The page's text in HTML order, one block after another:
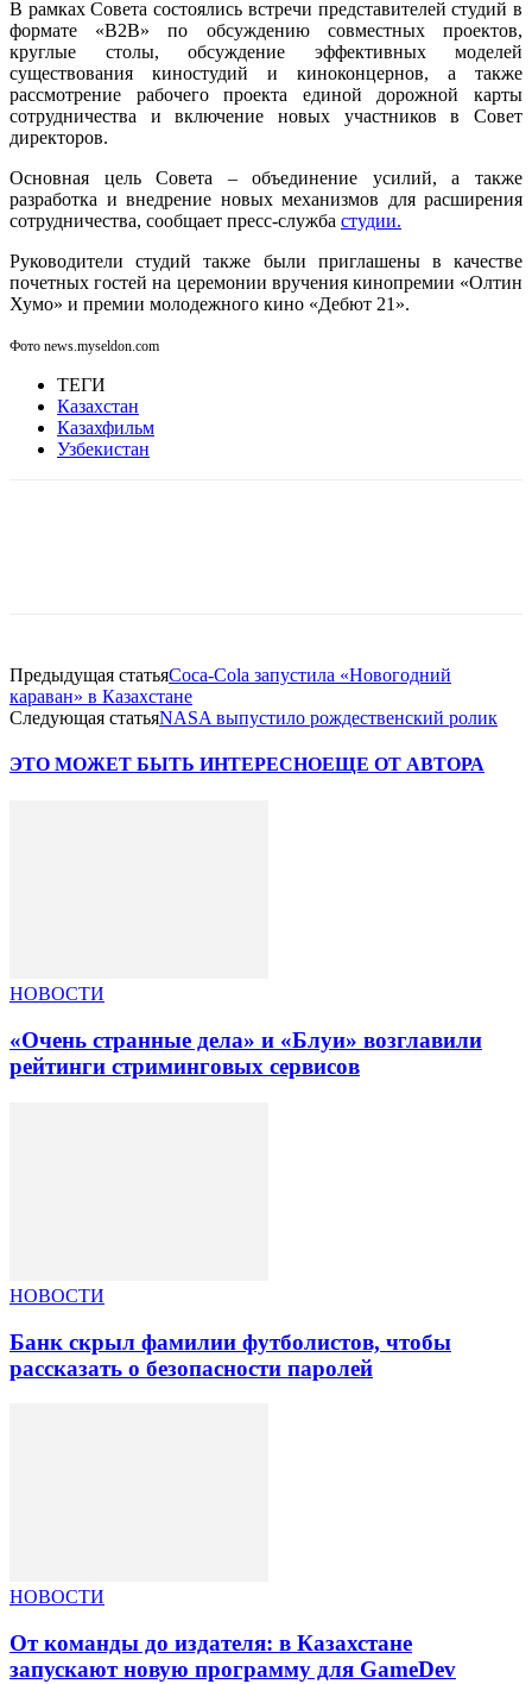
В рамках Совета состоялись встречи представителей студий в
формате «B2B» по обсуждению совместных проектов,
круглые столы, обсуждение эффективных моделей
существования киностудий и киноконцернов, а также
рассмотрение рабочего проекта единой дорожной карты
сотрудничества и включение новых участников в Совет
директоров.
Основная цель Совета – объединение усилий, а также
разработка и внедрение новых механизмов для расширения
сотрудничества, сообщает пресс-служба студии.
Руководители студий также были приглашены в качестве
почетных гостей на церемонии вручения кинопремии «Олтин
Хумо» и премии молодежного кино «Дебют 21».
Фото news.myseldon.com
ТЕГИ
Казахстан
Казахфильм
Узбекистан
Предыдущая статьяCoca-Cola запустила «Новогодний
караван» в Казахстане
Следующая статьяNASA выпустило рождественский ролик
ЭТО МОЖЕТ БЫТЬ ИНТЕРЕСНОЕЩЕ ОТ АВТОРА
НОВОСТИ
«Очень странные дела» и «Блуи» возглавили
рейтинги стриминговых сервисов
НОВОСТИ
Банк скрыл фамилии футболистов, чтобы
рассказать о безопасности паролей
НОВОСТИ
От команды до издателя: в Казахстане
запускают новую программу для GameDev